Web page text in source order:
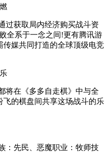
过获取局内经济购买战斗资
全系于一念之间!更有腾讯游
媒共同打造的全球顶级电竞
将在《多多自走棋》中与全
的棋盘间共享这场战斗的乐
：先民、恶魔职业：牧师技